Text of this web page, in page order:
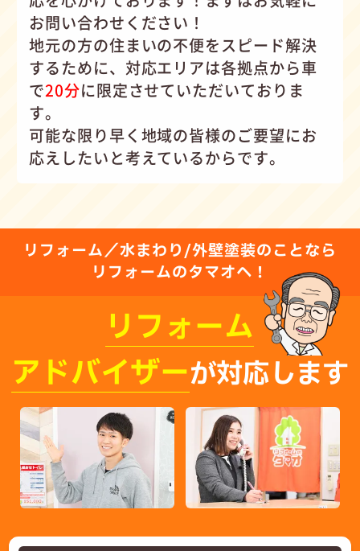
お問い合わせください！
地元の方の住まいの不便をスピード解決
するために、対応エリアは各拠点から車
で20分に限定させていただいておりま
す。
可能な限り早く地域の皆様のご要望にお
応えしたいと考えているからです。
リフォーム／水まわり/外壁塗装のことなら
リフォームのタマオへ！
リフォーム
アドバイザーが対応します